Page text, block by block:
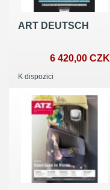
ART DEUTSCH
6 420,00 CZK
K dispozici